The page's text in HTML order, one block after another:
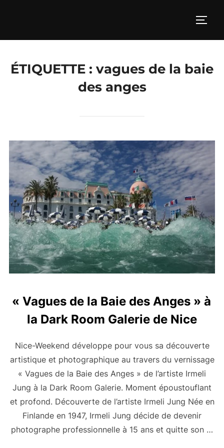
ÉTIQUETTE : vagues de la baie
des anges
« Vagues de la Baie des Anges » à
la Dark Room Galerie de Nice
Nice-Weekend développe pour vous sa découverte
artistique et photographique au travers du vernissage
« Vagues de la Baie des Anges » de l’artiste Irmeli
Jung à la Dark Room Galerie. Moment époustouflant
et profond. Découverte de l’artiste Irmeli Jung Née en
Finlande en 1947, Irmeli Jung décide de devenir
photographe professionnelle à 15 ans et quitte son …